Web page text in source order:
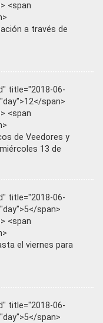
<span
a través de
title="2018-06-
span>
<span
de Veedores y
13 de
title="2018-06-
span>
<span
el viernes para
title="2018-06-
span>